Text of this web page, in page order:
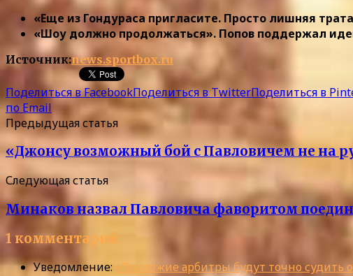
«Еще из Гондураса пригласите. Просто лишняя
«Шоу должно продолжаться». Попов поддержал
Источник:news.sportbox.ru
Поделиться в FacebookПоделиться в TwitterПоделиться в
по Email
Предыдущая статья
«Джонсу возможный бой с Павловичем не на
Следующая статья
Минаков назвал Павловича фаворитом
1 комментарий
Уведомление: «Приезжие арбитры будут точно